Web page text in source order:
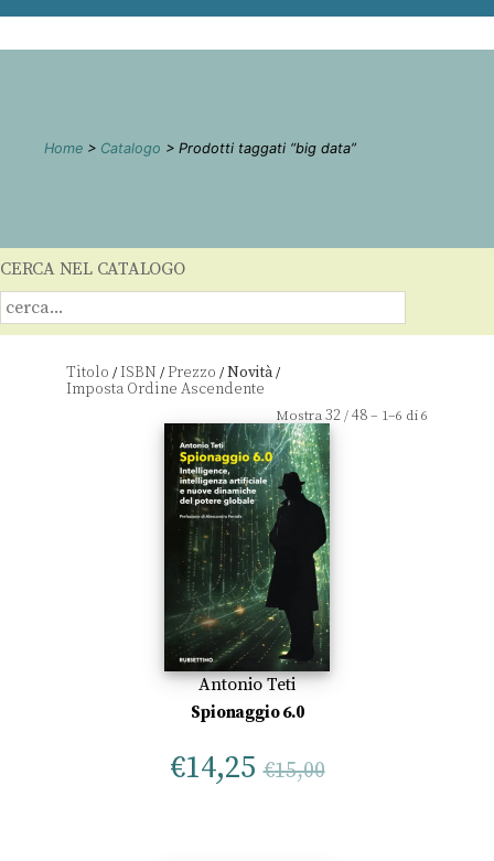
Home > Catalogo > Prodotti taggati “big data”
CERCA NEL CATALOGO
Titolo /ISBN /Prezzo /Novità/
Mostra32/48– 1–6 di 6
Antonio Teti
Spionaggio 6.0
€14,25 €15,00